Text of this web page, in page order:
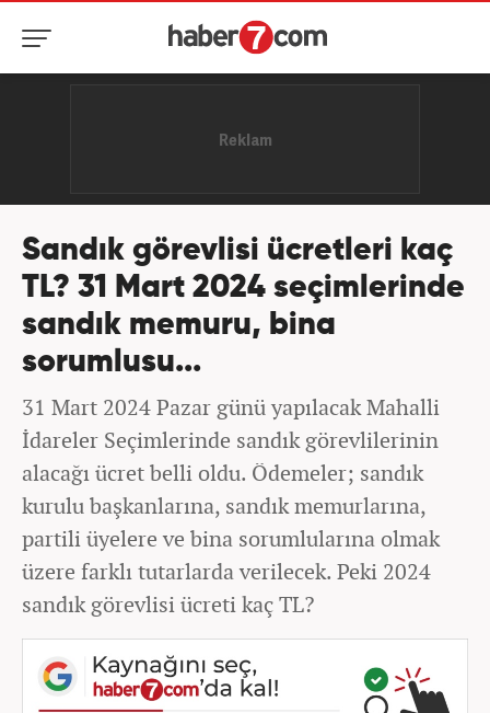
Sandık görevlisi ücretleri kaç
TL? 31 Mart 2024 seçimlerinde
sandık memuru, bina
sorumlusu...
31 Mart 2024 Pazar günü yapılacak Mahalli
İdareler Seçimlerinde sandık görevlilerinin
alacağı ücret belli oldu. Ödemeler; sandık
kurulu başkanlarına, sandık memurlarına,
partili üyelere ve bina sorumlularına olmak
üzere farklı tutarlarda verilecek. Peki 2024
sandık görevlisi ücreti kaç TL?